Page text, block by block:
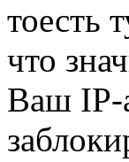
тоесть
что
Ваш IP-